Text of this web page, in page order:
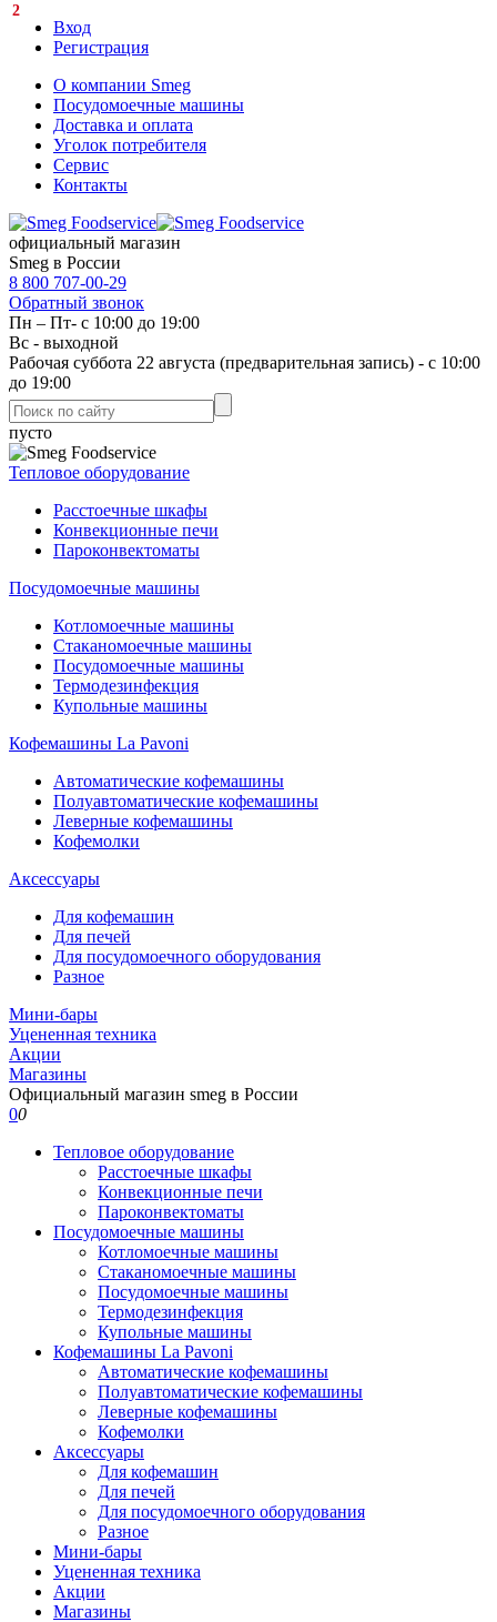
Вход
Регистрация
О компании Smeg
Посудомоечные машины
Доставка и оплата
Уголок потребителя
Сервис
Контакты
официальный магазин
Smeg в России
8 800 707-00-29
Обратный звонок
Пн – Пт- с 10:00 до 19:00
Вс - выходной
Рабочая суббота 22 августа (предварительная запись) - с 10:00
до 19:00
пусто
Тепловое оборудование
Расстоечные шкафы
Конвекционные печи
Пароконвектоматы
Посудомоечные машины
Котломоечные машины
Стаканомоечные машины
Посудомоечные машины
Термодезинфекция
Купольные машины
Кофемашины La Pavoni
Автоматические кофемашины
Полуавтоматические кофемашины
Леверные кофемашины
Кофемолки
Аксессуары
Для кофемашин
Для печей
Для посудомоечного оборудования
Разное
Мини-бары
Уцененная техника
Акции
Магазины
Официальный магазин smeg в России
00
Тепловое оборудование
Расстоечные шкафы
Конвекционные печи
Пароконвектоматы
Посудомоечные машины
Котломоечные машины
Стаканомоечные машины
Посудомоечные машины
Термодезинфекция
Купольные машины
Кофемашины La Pavoni
Автоматические кофемашины
Полуавтоматические кофемашины
Леверные кофемашины
Кофемолки
Аксессуары
Для кофемашин
Для печей
Для посудомоечного оборудования
Разное
Мини-бары
Уцененная техника
Акции
Магазины
2